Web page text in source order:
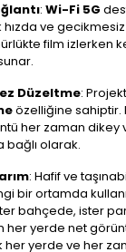
: Wi-Fi 5G
ve
film izlerken
Düzeltme:
özelliğine sahiptir.
her zaman dikey
bağlı olarak.
: Hafif ve
bir ortamda
bahçede, ister
her yerde net
her yerde ve her